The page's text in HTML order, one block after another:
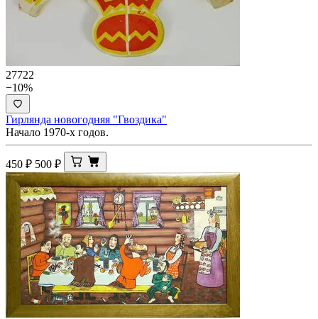
27722
−10%
Гирлянда новогодняя "Гвоздика"
Начало 1970-х годов.
450 ₽ 500 ₽